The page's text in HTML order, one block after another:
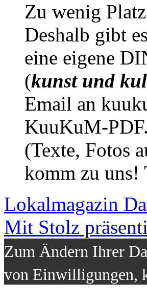
Zu wenig
Deshalb gibt
eine eigene
(kunst und
Email an
KuuKuM-
(Texte, Fotos
komm zu uns!
Lokalmagazin
Mit Stolz
Zum Ändern Ihrer
von Einwilligungen,